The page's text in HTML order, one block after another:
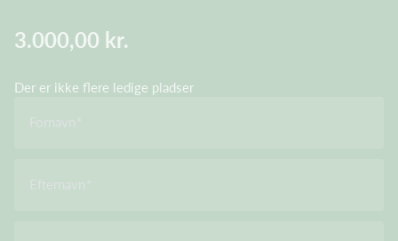
3.000,00 kr.
Der er ikke flere ledige pladser